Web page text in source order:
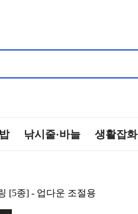
낚시줄·바늘 생활잡화
[5종] - 업다운 조절용